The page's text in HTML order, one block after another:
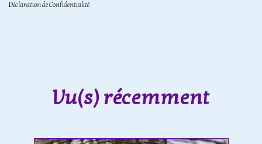
Déclaration de Confidentialité
Vu(s) récemment